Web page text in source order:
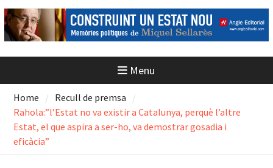
Menu
Home
Recull de premsa
Rahola:”l’Estat no va existir a Catalunya, perquè l’altre
Estat, el que aspira a ser-ho, va demostrar gosadia i
eficàcia”